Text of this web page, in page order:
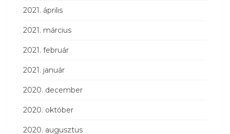
2021. április
2021. március
2021. február
2021. január
2020. december
2020. október
2020. augusztus